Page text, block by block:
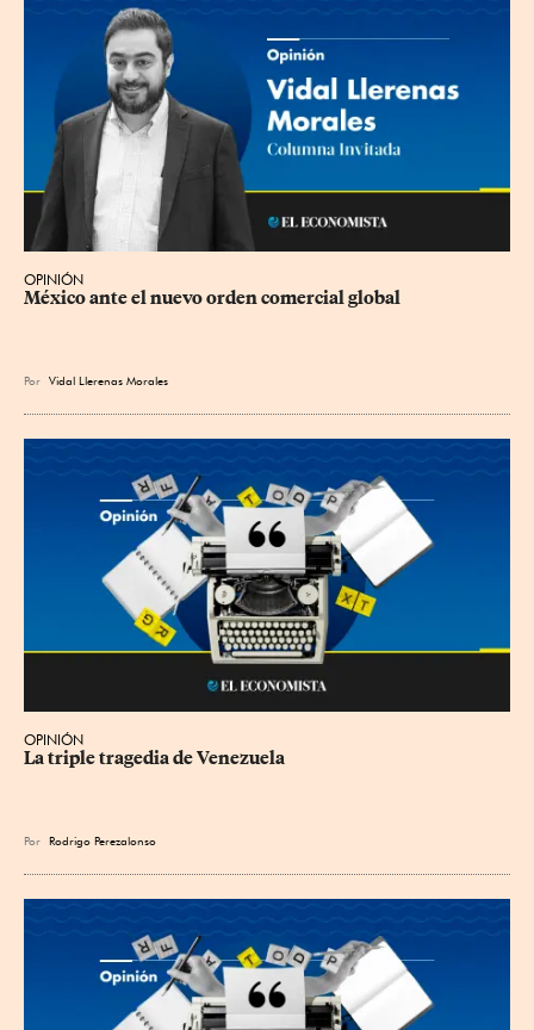
OPINIÓN
México ante el nuevo orden comercial global
Por Vidal Llerenas Morales
OPINIÓN
La triple tragedia de Venezuela
Por Rodrigo Perezalonso